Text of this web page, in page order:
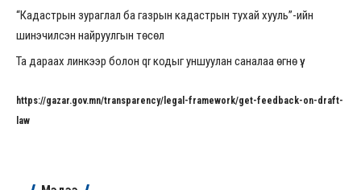
“Кадастрын зураглал ба газрын кадастрын тухай хууль”-ийн
шинэчилсэн найруулгын төсөл
Та дараах линкээр болон qr кодыг уншуулан саналаа өгнө үү:
https://gazar.gov.mn/transparency/legal-framework/get-feedback-on-draft-
law